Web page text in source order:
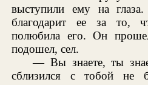
выступили ему на
благодарит ее за то,
полюбила его. Он
подошел, сел.
— Вы знаете, ты
сблизился с тобой не